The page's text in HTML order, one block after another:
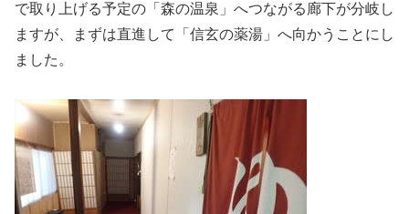
で取り上げる予定の「森の温泉」へつながる廊下が分岐し
ますが、まずは直進して「信玄の薬湯」へ向かうことにし
ました。